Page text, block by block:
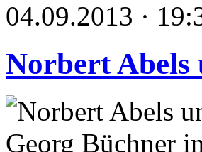
04.09.2013 ·
Norbert Abels